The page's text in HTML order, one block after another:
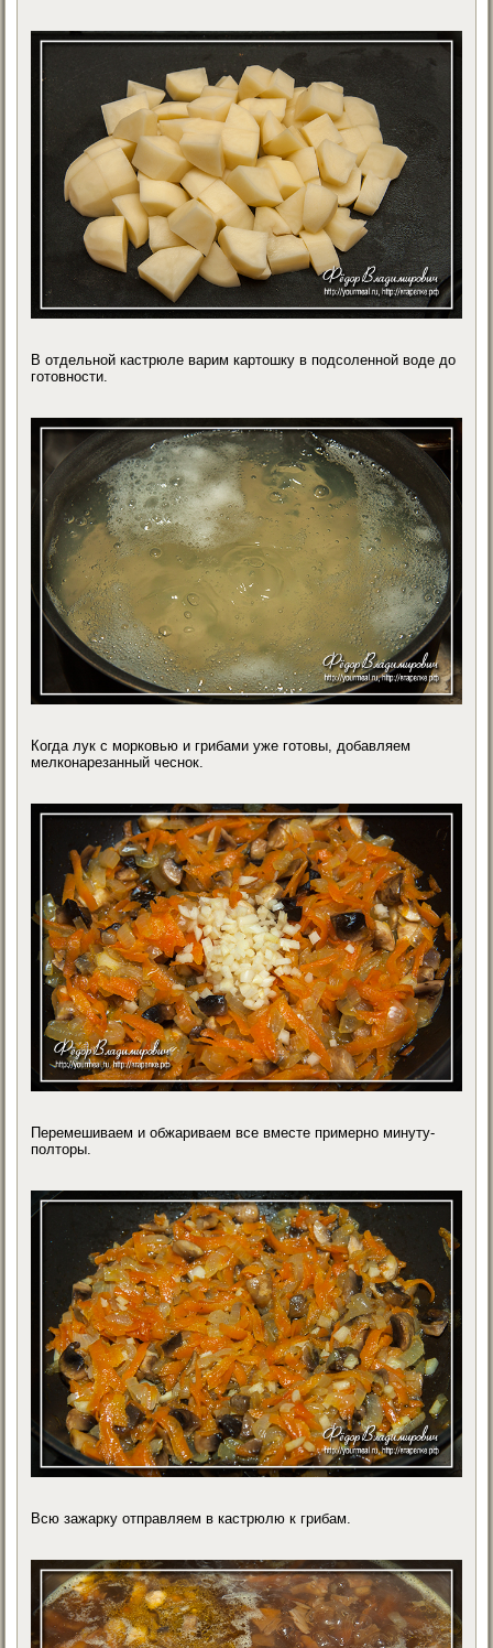
В отдельной кастрюле варим картошку в подсоленной воде до
готовности.
Когда лук с морковью и грибами уже готовы, добавляем
мелконарезанный чеснок.
Перемешиваем и обжариваем все вместе примерно минуту-
полторы.
Всю зажарку отправляем в кастрюлю к грибам.